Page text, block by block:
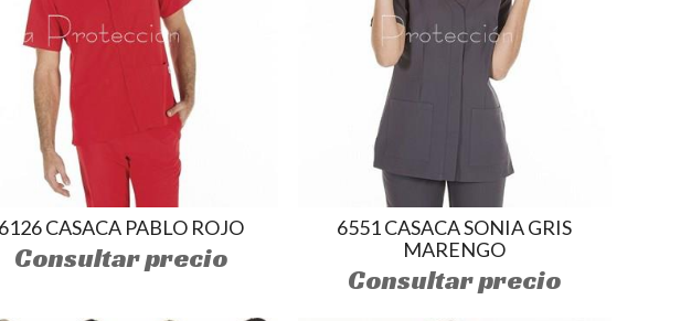
6126 CASACA PABLO ROJO
Consultar precio
6551 CASACA SONIA GRIS
MARENGO
Consultar precio